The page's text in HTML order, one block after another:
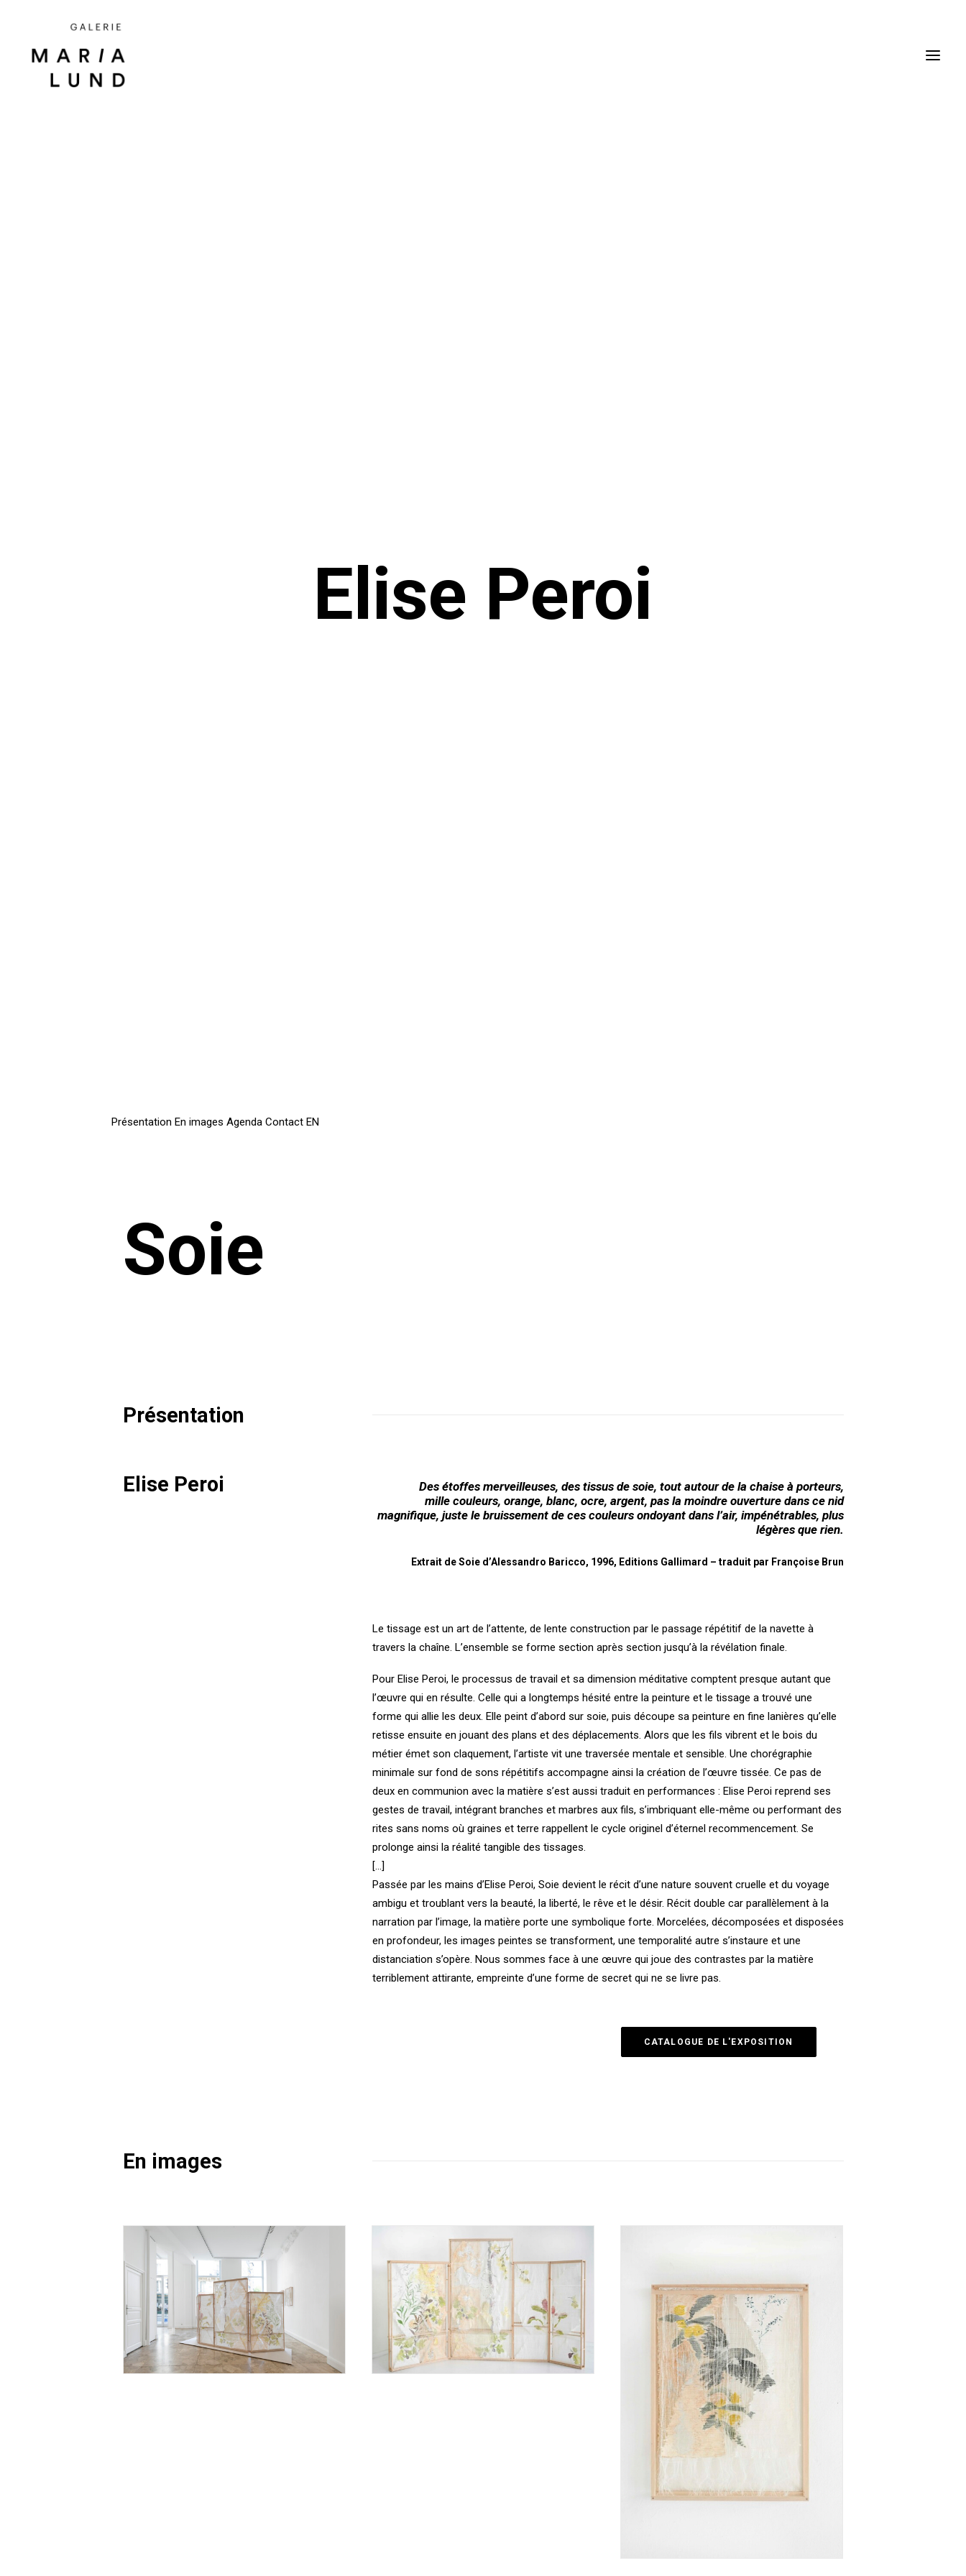
Elise Peroi
Présentation En images Agenda Contact EN
Soie
Présentation
Elise Peroi
Des étoffes merveilleuses, des tissus de soie, tout autour de la chaise à porteurs,
mille couleurs, orange, blanc, ocre, argent, pas la moindre ouverture dans ce nid
magnifique, juste le bruissement de ces couleurs ondoyant dans l’air, impénétrables, plus
légères que rien.
Extrait de Soie d’Alessandro Baricco, 1996, Editions Gallimard – traduit par Françoise Brun
Le tissage est un art de l’attente, de lente construction par le passage répétitif de la navette à
travers la chaîne. L’ensemble se forme section après section jusqu’à la révélation finale.
Pour Elise Peroi, le processus de travail et sa dimension méditative comptent presque autant que
l’œuvre qui en résulte. Celle qui a longtemps hésité entre la peinture et le tissage a trouvé une
forme qui allie les deux. Elle peint d’abord sur soie, puis découpe sa peinture en fine lanières qu’elle
retisse ensuite en jouant des plans et des déplacements. Alors que les fils vibrent et le bois du
métier émet son claquement, l’artiste vit une traversée mentale et sensible. Une chorégraphie
minimale sur fond de sons répétitifs accompagne ainsi la création de l’œuvre tissée. Ce pas de
deux en communion avec la matière s’est aussi traduit en performances : Elise Peroi reprend ses
gestes de travail, intégrant branches et marbres aux fils, s’imbriquant elle-même ou performant des
rites sans noms où graines et terre rappellent le cycle originel d’éternel recommencement. Se
prolonge ainsi la réalité tangible des tissages.
[…]
Passée par les mains d’Elise Peroi, Soie devient le récit d’une nature souvent cruelle et du voyage
ambigu et troublant vers la beauté, la liberté, le rêve et le désir. Récit double car parallèlement à la
narration par l’image, la matière porte une symbolique forte. Morcelées, décomposées et disposées
en profondeur, les images peintes se transforment, une temporalité autre s’instaure et une
distanciation s’opère. Nous sommes face à une œuvre qui joue des contrastes par la matière
terriblement attirante, empreinte d’une forme de secret qui ne se livre pas.
CATALOGUE DE L'EXPOSITION
En images